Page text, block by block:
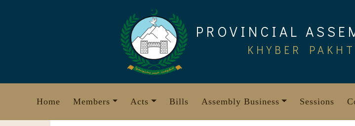
PROVINCIAL
KHYBER
Home Members Acts Bills Assembly Business Sessions